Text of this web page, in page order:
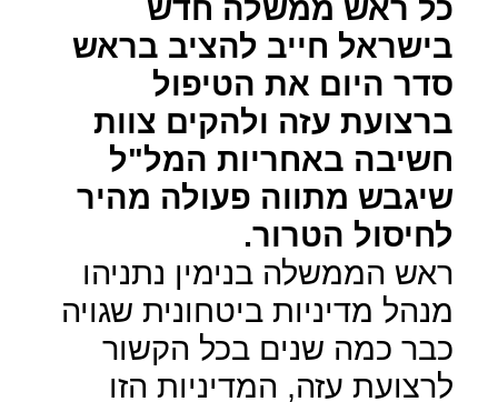
כל ראש ממשלה חדש
בישראל חייב להציב בראש
סדר היום את הטיפול
ברצועת עזה ולהקים צוות
חשיבה באחריות המל"ל
שיגבש מתווה פעולה מהיר
לחיסול הטרור.
ראש הממשלה בנימין נתניהו
מנהל מדיניות ביטחונית שגויה
כבר כמה שנים בכל הקשור
לרצועת עזה, המדיניות הזו